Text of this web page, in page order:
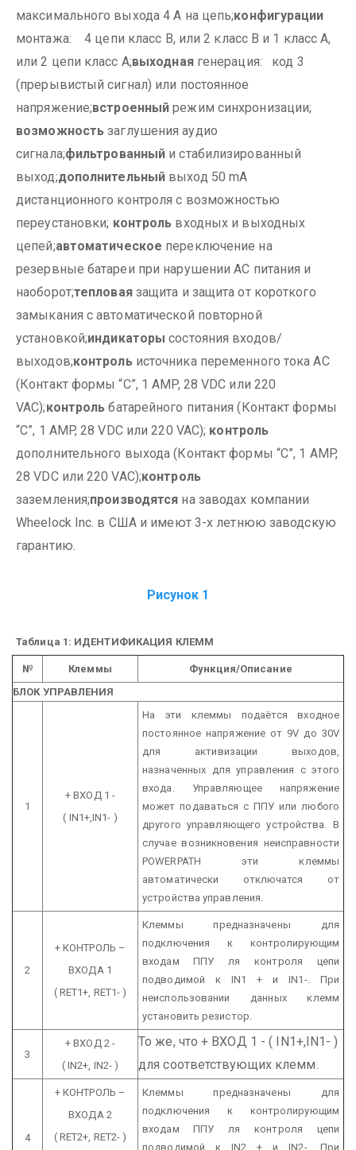
максимального выхода 4 A на цепь;конфигурации
монтажа: 4 цепи класс В, или 2 класс В и 1 класс А,
или 2 цепи класс А;выходнаягенерация: код 3
(прерывистый сигнал) или постоянное
напряжение;встроенный режим синхронизации;
возможность заглушения аудио
сигнала;фильтрованный и стабилизированный
выход;дополнительный выход 50 mA
дистанционного контроля с возможностью
переустановки; контроль входных и выходных
цепей;автоматическое переключение на
резервные батареи при нарушении AC питания и
наоборот;тепловаязащита и защита от короткого
замыкания с автоматической повторной
установкой;индикаторы состояния входов/
выходов;контрольисточника переменного тока AC
(Контакт формы “C”, 1 AMP, 28 VDC или 220
VAC);контроль батарейного питания (Контакт формы
“C”, 1 AMP, 28 VDC или 220 VAC); контроль
дополнительного выхода (Контакт формы “C”, 1 AMP,
28 VDC или 220 VAC);контроль
заземления;производятся на заводах компании
Wheelock Inc. в США и имеют 3-х летнюю заводскую
гарантию.
Рисунок 1
Таблица 1: ИДЕНТИФИКАЦИЯ КЛЕММ
№ Клеммы
Функция/Описание
БЛОК УПРАВЛЕНИЯ
1
+ ВХОД 1 -
( IN1+,IN1- )
На эти клеммы подаётся входное
постоянное напряжение от 9V до 30V
для активизации выходов,
назначенных для управления с этого
входа. Управляющее напряжение
может подаваться с ППУ или любого
другого управляющего устройства. В
случае возникновения неисправности
POWERPATH эти клеммы
автоматически отключатся от
устройства управления.
2
+ КОНТРОЛЬ –
ВХОДА 1
( RET1+, RET1- )
Клеммы предназначены для
подключения к контролирующим
входам ППУ ля контроля цепи
подводимой к IN1 + и IN1-. При
неиспользовании данных клемм
установить резистор.
3
+ ВХОД 2 -
( IN2+, IN2- )
То же, что + ВХОД 1 - ( IN1+,IN1- )
для соответствующих клемм.
4
+ КОНТРОЛЬ –
ВХОДА 2
( RET2+, RET2- )
Клеммы предназначены для
подключения к контролирующим
входам ППУ ля контроля цепи
подводимой к IN2 + и IN2-. При